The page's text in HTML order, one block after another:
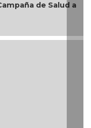
de Salud a